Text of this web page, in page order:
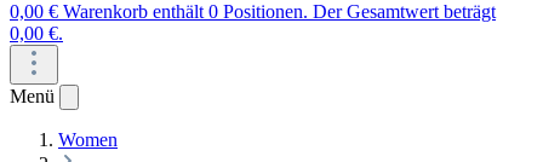
0,00 € Warenkorb enthält 0 Positionen. Der Gesamtwert beträgt
0,00 €.
Menü
Women